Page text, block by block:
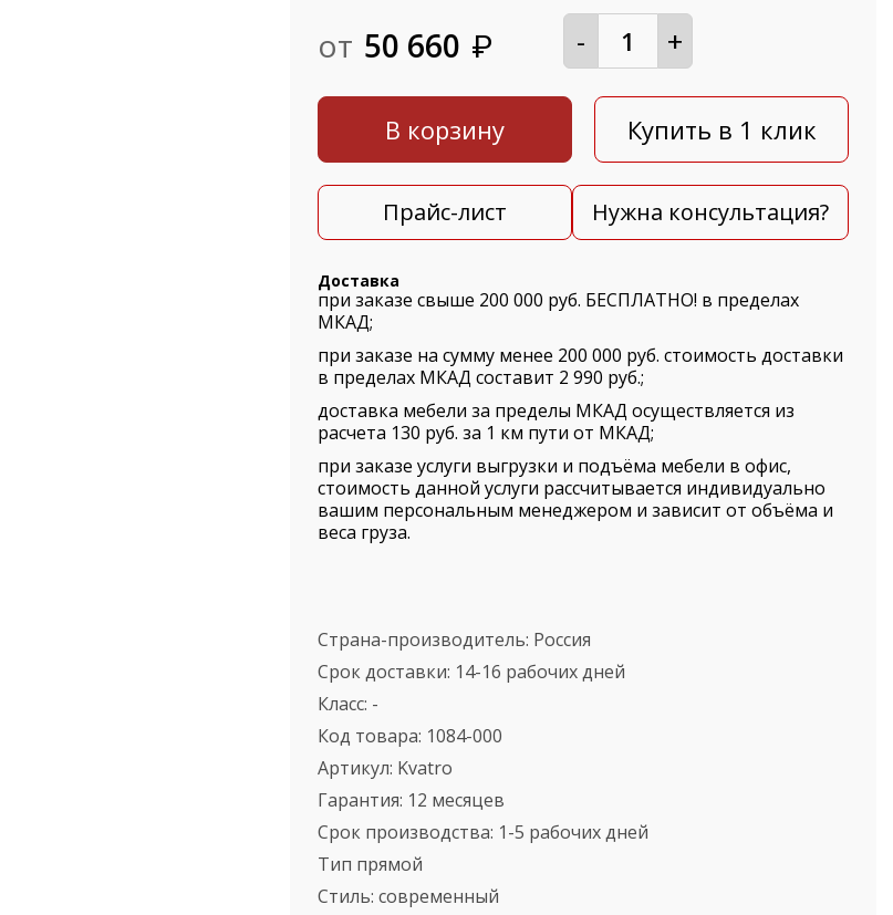
от 50 660 ₽ - +
В корзину Купить в 1 клик
Прайс-лист Нужна консультация?
Доставка
при заказе свыше 200 000 руб. БЕСПЛАТНО! в пределах
МКАД;
при заказе на сумму менее 200 000 руб. стоимость доставки
в пределах МКАД составит 2 990 руб.;
доставка мебели за пределы МКАД осуществляется из
расчета 130 руб. за 1 км пути от МКАД;
при заказе услуги выгрузки и подъёма мебели в офис,
стоимость данной услуги рассчитывается индивидуально
вашим персональным менеджером и зависит от объёма и
веса груза.
Страна-производитель: Россия
Срок доставки: 14-16 рабочих дней
Класс: -
Код товара: 1084-000
Артикул: Kvatro
Гарантия: 12 месяцев
Срок производства: 1-5 рабочих дней
Тип прямой
Стиль: современный